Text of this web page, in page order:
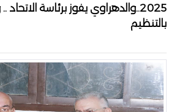
2025..والدهراوي يفوز برئاسة
بالتنظيم